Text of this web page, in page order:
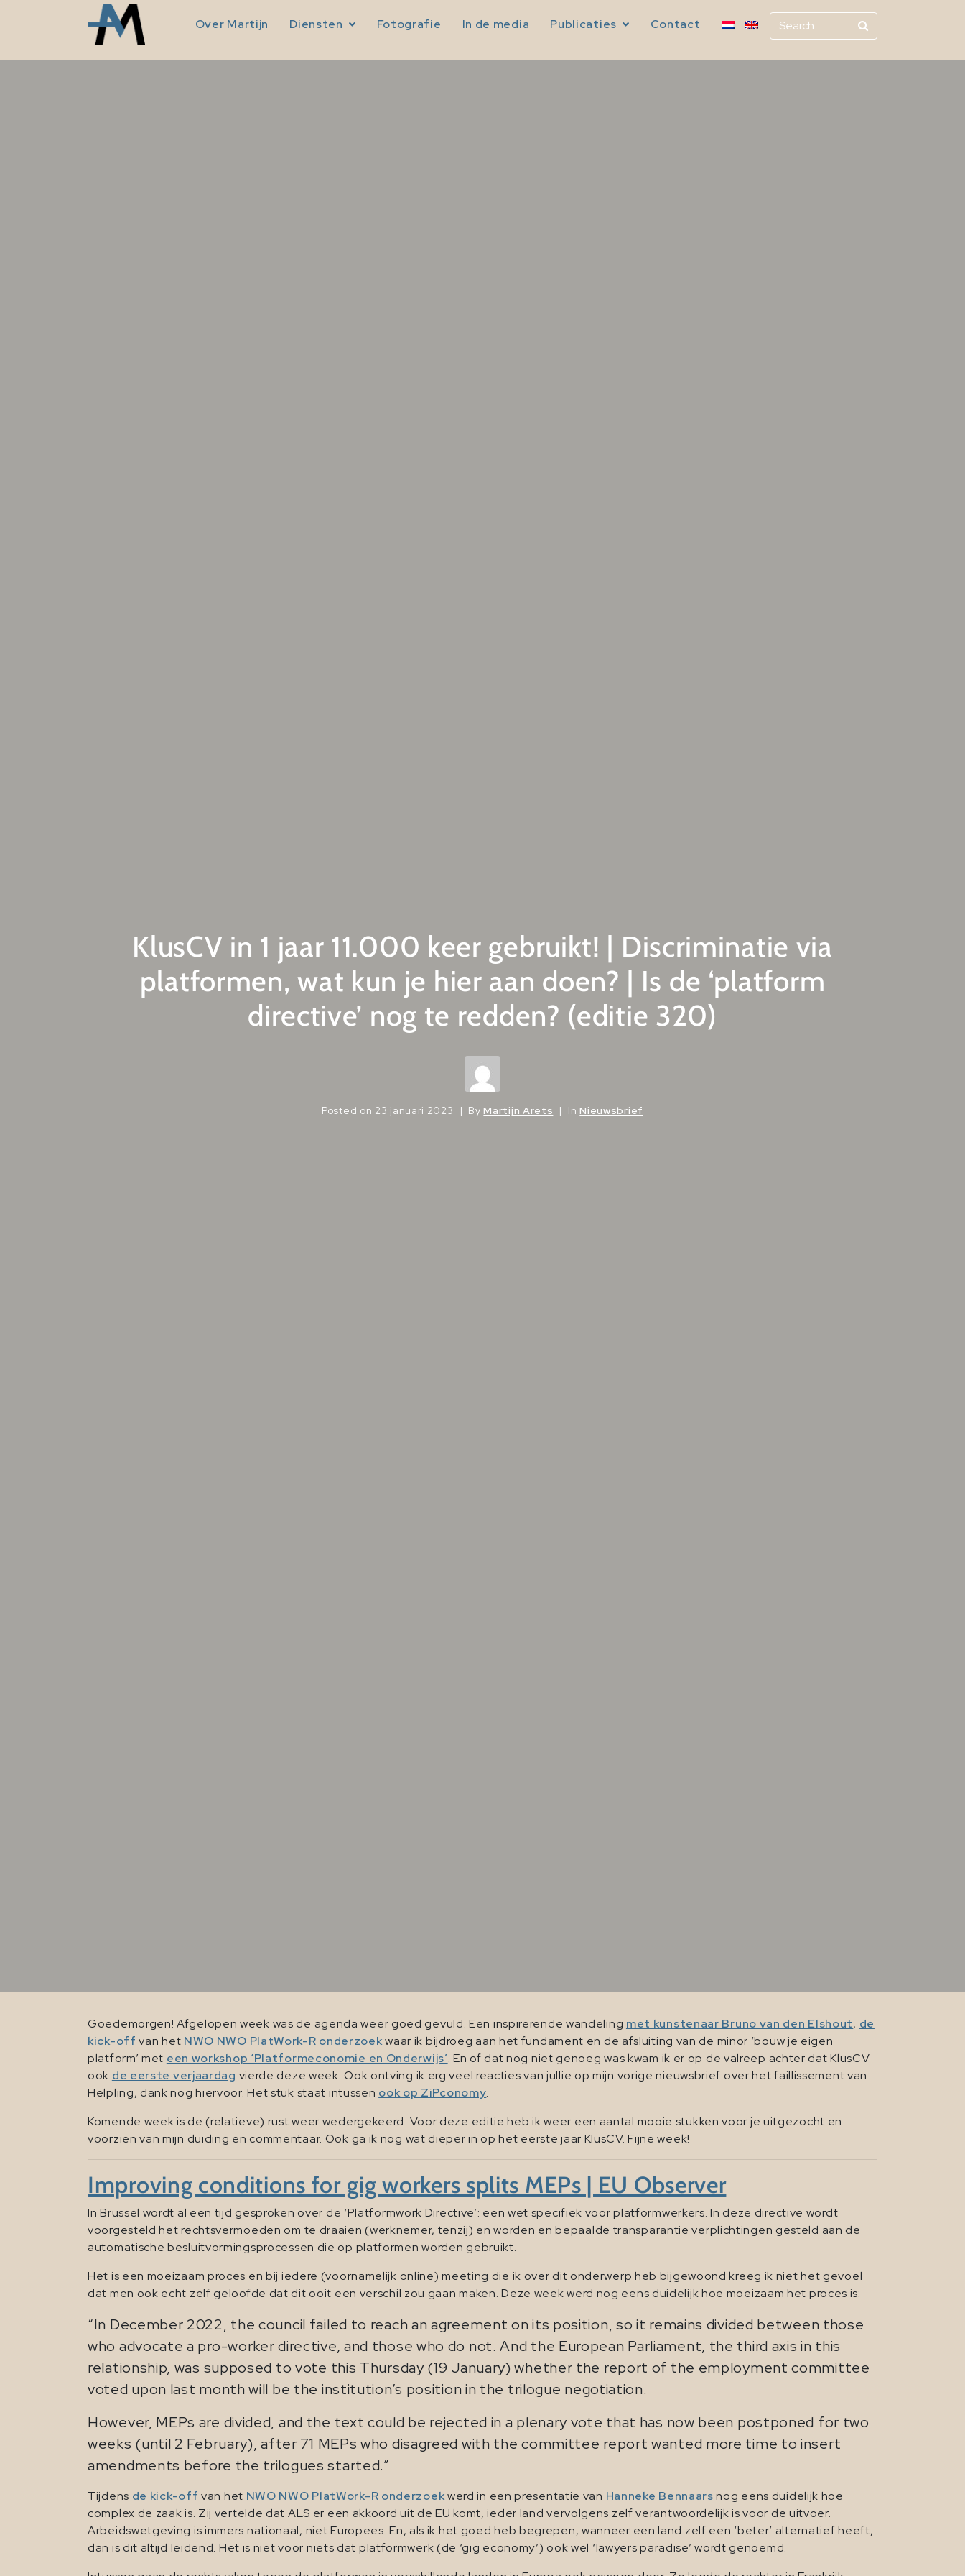
Over Martijn Diensten Fotografie In de media Publicaties Contact
KlusCV in 1 jaar 11.000 keer gebruikt! | Discriminatie via
platformen, wat kun je hier aan doen? | Is de ‘platform
directive’ nog te redden? (editie 320)
Posted on 23 januari 2023 ByMartijn Arets InNieuwsbrief
Goedemorgen! Afgelopen week was de agenda weer goed gevuld. Een inspirerende wandeling met kunstenaar Bruno van den Elshout, de
kick-off van het NWO NWO PlatWork-R onderzoekwaar ik bijdroeg aan het fundament en de afsluiting van de minor ‘bouw je eigen
platform’ met een workshop ‘Platformeconomie en Onderwijs’. En of dat nog niet genoeg was kwam ik er op de valreep achter dat KlusCV
ook de eerste verjaardag vierde deze week. Ook ontving ik erg veel reacties van jullie op mijn vorige nieuwsbrief over het faillissement van
Helpling, dank nog hiervoor. Het stuk staat intussen ook op ZiPconomy.
Komende week is de (relatieve) rust weer wedergekeerd. Voor deze editie heb ik weer een aantal mooie stukken voor je uitgezocht en
voorzien van mijn duiding en commentaar. Ook ga ik nog wat dieper in op het eerste jaar KlusCV. Fijne week!
Improving conditions for gig workers splits MEPs | EU Observer
In Brussel wordt al een tijd gesproken over de ‘Platformwork Directive’: een wet specifiek voor platformwerkers. In deze directive wordt
voorgesteld het rechtsvermoeden om te draaien (werknemer, tenzij) en worden en bepaalde transparantie verplichtingen gesteld aan de
automatische besluitvormingsprocessen die op platformen worden gebruikt.
Het is een moeizaam proces en bij iedere (voornamelijk online) meeting die ik over dit onderwerp heb bijgewoond kreeg ik niet het gevoel
dat men ook echt zelf geloofde dat dit ooit een verschil zou gaan maken. Deze week werd nog eens duidelijk hoe moeizaam het proces is:
“In December 2022, the council failed to reach an agreement on its position, so it remains divided between those
who advocate a pro-worker directive, and those who do not. And the European Parliament, the third axis in this
relationship, was supposed to vote this Thursday (19 January) whether the report of the employment committee
voted upon last month will be the institution’s position in the trilogue negotiation.
However, MEPs are divided, and the text could be rejected in a plenary vote that has now been postponed for two
weeks (until 2 February), after 71 MEPs who disagreed with the committee report wanted more time to insert
amendments before the trilogues started.”
Tijdens de kick-off van het NWO NWO PlatWork-R onderzoekwerd in een presentatie van Hanneke Bennaarsnog eens duidelijk hoe
complex de zaak is. Zij vertelde dat ALS er een akkoord uit de EU komt, ieder land vervolgens zelf verantwoordelijk is voor de uitvoer.
Arbeidswetgeving is immers nationaal, niet Europees. En, als ik het goed heb begrepen, wanneer een land zelf een ‘beter’ alternatief heeft,
dan is dit altijd leidend. Het is niet voor niets dat platformwerk (de ‘gig economy’) ook wel ‘lawyers paradise’ wordt genoemd.